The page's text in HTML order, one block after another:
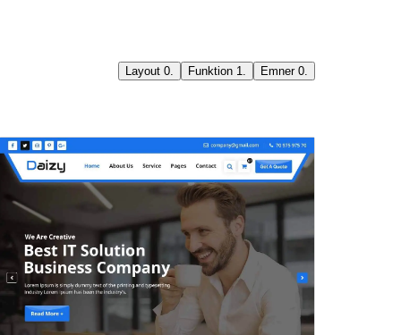
Layout 0. Funktion 1. Emner 0.